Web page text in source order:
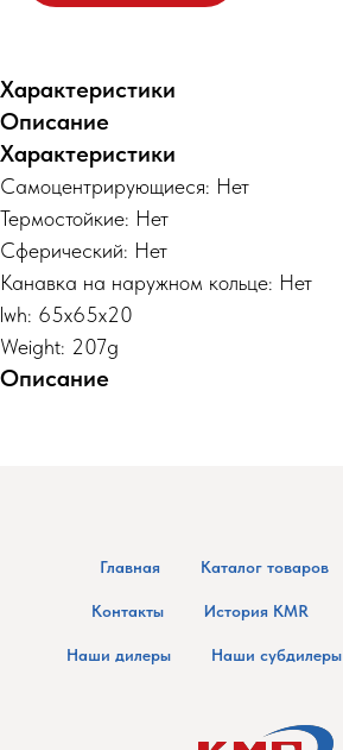
Характеристики
Описание
Характеристики
Самоцентрирующиеся: Нет
Термостойкие: Нет
Сферический: Нет
Канавка на наружном кольце: Нет
lwh: 65x65x20
Weight: 207g
Описание
Главная Каталог товаров
Контакты История KMR
Наши дилеры Наши субдилеры